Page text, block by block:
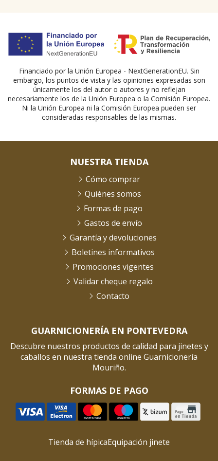
Financiado por la Unión Europea - NextGenerationEU. Sin
embargo, los puntos de vista y las opiniones expresadas son
únicamente los del autor o autores y no reflejan
necesariamente los de la Unión Europea o la Comisión Europea.
Ni la Unión Europea ni la Comisión Europea pueden ser
consideradas responsables de las mismas.
GUARNICIONERÍA EN PONTEVEDRA
Descubre nuestros productos de calidad para jinetes y
caballos en nuestra tienda online Guarnicionería
Mouriño.
FORMAS DE PAGO
NUESTRA TIENDA
Cómo comprar
Quiénes somos
Formas de pago
Gastos de envío
Garantía y devoluciones
Boletines informativos
Promociones vigentes
Validar cheque regalo
Contacto
Tienda de hípicaEquipación jinete